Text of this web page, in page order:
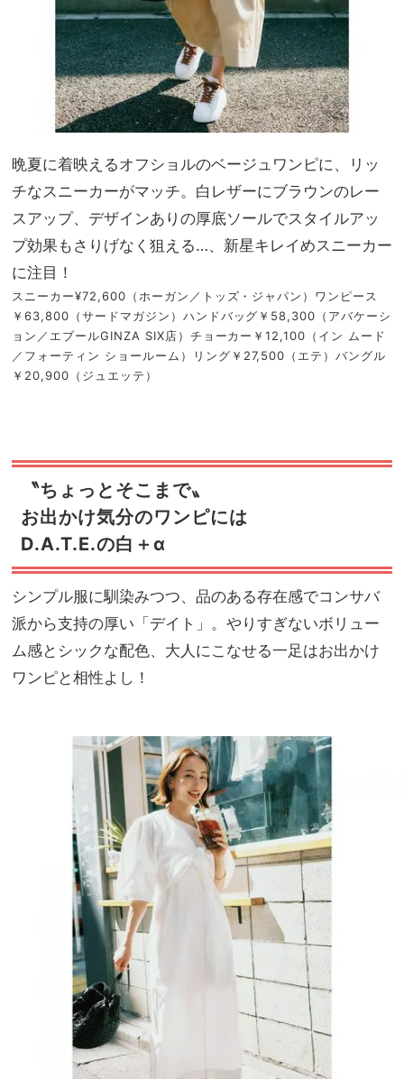
晩夏に着映えるオフショルのベージュワンピに、リッ
チなスニーカーがマッチ。白レザーにブラウンのレー
スアップ、デザインありの厚底ソールでスタイルアッ
プ効果もさりげなく狙える…、新星キレイめスニーカー
に注目！
スニーカー¥72,600（ホーガン／トッズ・ジャパン）ワンピース
￥63,800（サードマガジン）ハンドバッグ￥58,300（アバケーシ
ョン／エブールGINZA SIX店）チョーカー￥12,100（イン ムード
／フォーティン ショールーム）リング￥27,500（エテ）バングル
￥20,900（ジュエッテ）
〝ちょっとそこまで〟
お出かけ気分のワンピには
D.A.T.E.の白＋α
シンプル服に馴染みつつ、品のある存在感でコンサバ
派から支持の厚い「デイト」。やりすぎないボリュー
ム感とシックな配色、大人にこなせる一足はお出かけ
ワンピと相性よし！